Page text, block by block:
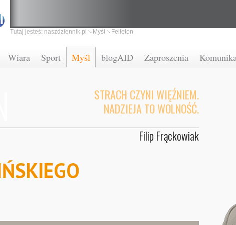
Wiara Sport Myśl blogAID Zaproszenia
Tutaj jesteś: naszdziennik.pl Myśl Felieton
STRACH CZYNI WIĘŹNIEM.
NADZIEJA TO WOLNOŚĆ.
Filip Frąckowiak